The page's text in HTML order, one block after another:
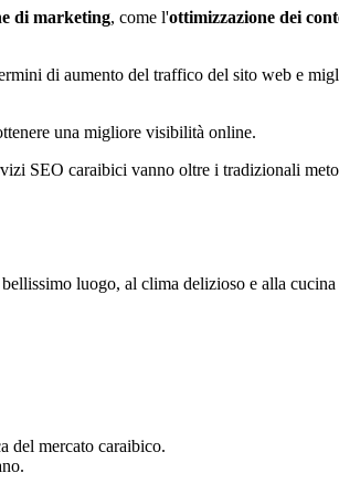
di marketing, come l'ottimizzazione dei
di aumento del traffico del sito web e
una migliore visibilità online.
SEO caraibici vanno oltre i tradizionali
luogo, al clima delizioso e alla cucina
del mercato caraibico.